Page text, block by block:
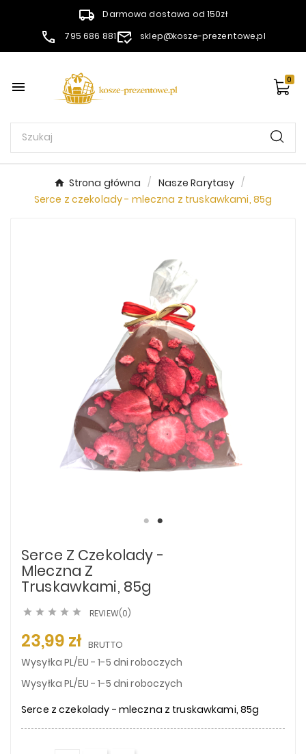
Darmowa dostawa od 150zł
795 686 881
sklep@kosze-prezentowe.pl
 0
Strona główna
Nasze Rarytasy
Serce z czekolady - mleczna z truskawkami, 85g
Serce Z Czekolady -
Mleczna Z
Truskawkami, 85g
     REVIEW(0)
23,99 zł BRUTTO
Wysyłka PL/EU - 1-5 dni roboczych
Wysyłka PL/EU - 1-5 dni roboczych
Serce z czekolady - mleczna z truskawkami, 85g